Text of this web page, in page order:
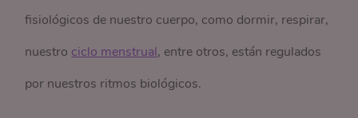
fisiológicos de nuestro cuerpo, como dormir, respirar,
nuestro ciclo menstrual, entre otros, están regulados
por nuestros ritmos biológicos.